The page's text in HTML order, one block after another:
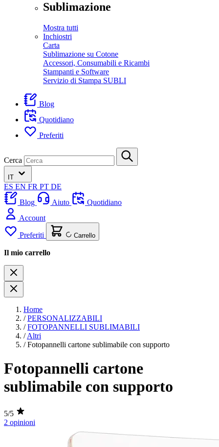
Sublimazione
Mostra tutti
Inchiostri
Carta
Sublimazione su Cotone
Accessori, Consumabili e Ricambi
Stampanti e Software
Servizio di Stampa SUBLI
Blog
Quotidiano
Preferiti
Cerca
IT
ES EN FR PT DE
Blog
Aiuto
Quotidiano
Account
Preferiti Carrello
Il mio carrello
Home
/ PERSONALIZZABILI
/ FOTOPANNELLI SUBLIMABILI
/ Altri
/ Fotopannelli cartone sublimabile con supporto
Fotopannelli cartone
sublimabile con supporto
5/5
2 opinioni